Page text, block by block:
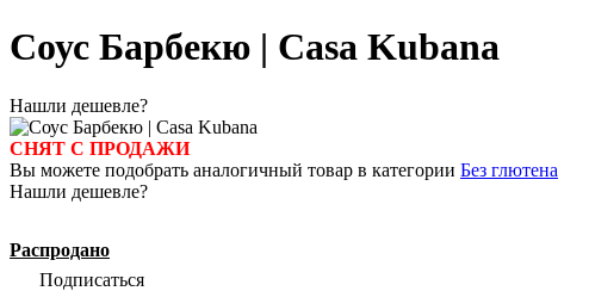
Соус Барбекю | Casa Kubana
Нашли дешевле?
СНЯТ С ПРОДАЖИ
Вы можете подобрать аналогичный товар в категории Без глютена
Нашли дешевле?
Распродано
Подписаться